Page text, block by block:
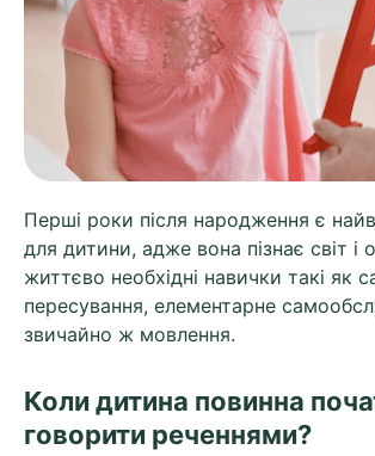
Перші роки після народження є
для дитини, адже вона пізнає світ і
життєво необхідні навички такі як
пересування, елементарне
звичайно ж мовлення.
Коли дитина повинна
говорити реченнями?